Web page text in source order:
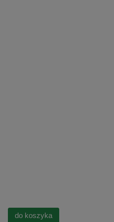
do koszyka